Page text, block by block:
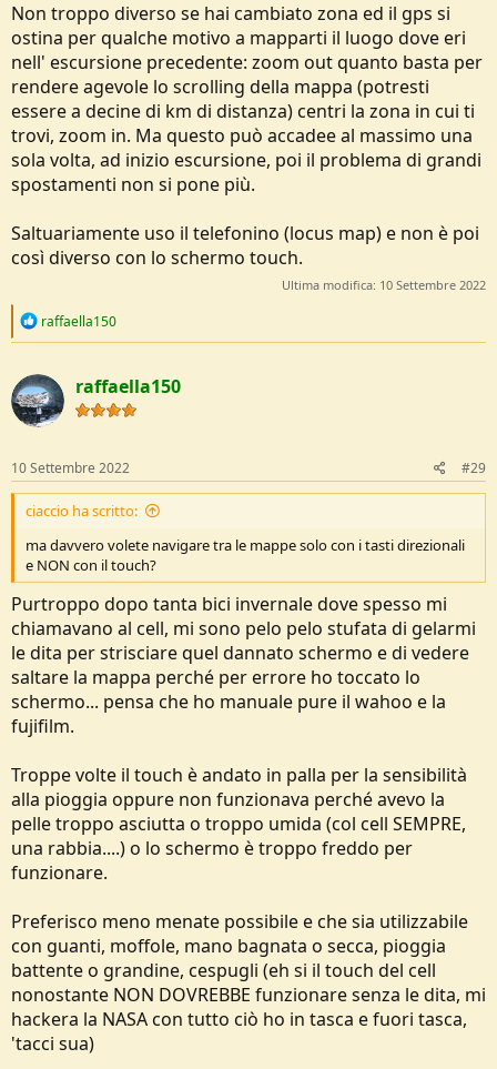
Non troppo diverso se hai cambiato zona ed il gps si
ostina per qualche motivo a mapparti il luogo dove eri
nell' escursione precedente: zoom out quanto basta per
rendere agevole lo scrolling della mappa (potresti
essere a decine di km di distanza) centri la zona in cui ti
trovi, zoom in. Ma questo può accadee al massimo una
sola volta, ad inizio escursione, poi il problema di grandi
spostamenti non si pone più.
Saltuariamente uso il telefonino (locus map) e non è poi
così diverso con lo schermo touch.
Ultima modifica: 10 Settembre 2022
R
c
t
i
o
s
:
raffaella150
raffaella150
10 Settembre 2022 #29
ciaccio ha scritto:
ma davvero volete navigare tra le mappe solo con i tasti direzionali
e NON con il touch?
Purtroppo dopo tanta bici invernale dove spesso mi
chiamavano al cell, mi sono pelo pelo stufata di gelarmi
le dita per strisciare quel dannato schermo e di vedere
saltare la mappa perché per errore ho toccato lo
schermo... pensa che ho manuale pure il wahoo e la
fujifilm.
Troppe volte il touch è andato in palla per la sensibilità
alla pioggia oppure non funzionava perché avevo la
pelle troppo asciutta o troppo umida (col cell SEMPRE,
una rabbia....) o lo schermo è troppo freddo per
funzionare.
Preferisco meno menate possibile e che sia utilizzabile
con guanti, moffole, mano bagnata o secca, pioggia
battente o grandine, cespugli (eh si il touch del cell
nonostante NON DOVREBBE funzionare senza le dita, mi
hackera la NASA con tutto ciò ho in tasca e fuori tasca,
'tacci sua)